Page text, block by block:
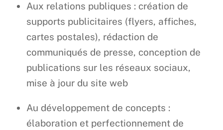
Aux relations publiques : création de
supports publicitaires (flyers, affiches,
cartes postales), rédaction de
communiqués de presse, conception de
publications sur les réseaux sociaux,
mise à jour du site web
Au développement de concepts :
élaboration et perfectionnement de